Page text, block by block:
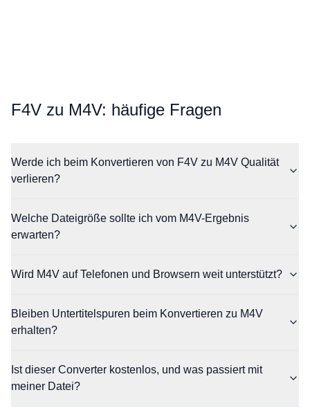
⁦F4V⁩ zu ⁦M4V⁩: häufige Fragen
Werde ich beim Konvertieren von F4V zu M4V Qualität
verlieren?
Welche Dateigröße sollte ich vom M4V-Ergebnis
erwarten?
Wird M4V auf Telefonen und Browsern weit unterstützt?
Bleiben Untertitelspuren beim Konvertieren zu M4V
erhalten?
Ist dieser Converter kostenlos, und was passiert mit
meiner Datei?